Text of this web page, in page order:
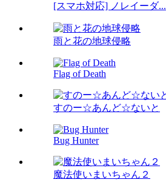
[スマホ対応] ノレイーダ...
雨と花の地球侵略
Flag of Death
すのー☆あんど☆ないと
Bug Hunter
魔法使いまいちゃん２